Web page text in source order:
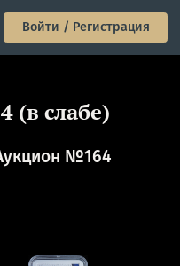
Войти / Регистрация
(в слабе)
№164